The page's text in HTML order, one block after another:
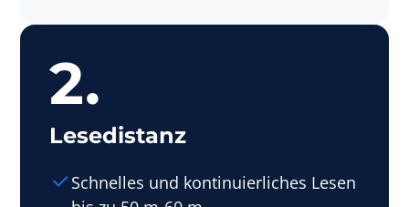
2.
Lesedistanz
Schnelles und kontinuierliches Lesen